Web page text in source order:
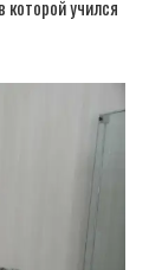
учился